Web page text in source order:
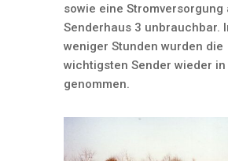
sowie eine Stromversorgung
Senderhaus 3 unbrauchbar.
weniger Stunden wurden die
wichtigsten Sender wieder
genommen.